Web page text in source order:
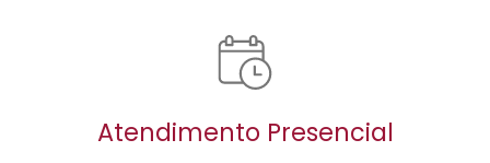
Atendimento Presencial